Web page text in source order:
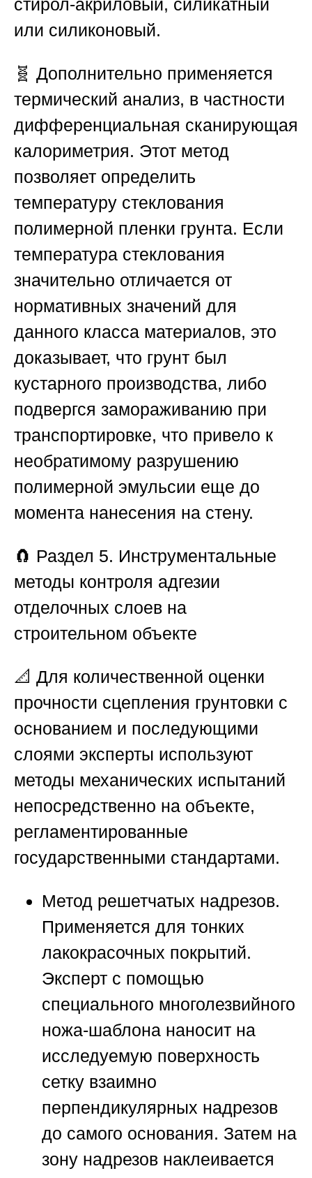
стирол-акриловый, силикатный
или силиконовый.
🧬 Дополнительно применяется
термический анализ, в частности
дифференциальная сканирующая
калориметрия. Этот метод
позволяет определить
температуру стеклования
полимерной пленки грунта. Если
температура стеклования
значительно отличается от
нормативных значений для
данного класса материалов, это
доказывает, что грунт был
кустарного производства, либо
подвергся замораживанию при
транспортировке, что привело к
необратимому разрушению
полимерной эмульсии еще до
момента нанесения на стену.
🧲 Раздел 5. Инструментальные
методы контроля адгезии
отделочных слоев на
строительном объекте
📐 Для количественной оценки
прочности сцепления грунтовки с
основанием и последующими
слоями эксперты используют
методы механических испытаний
непосредственно на объекте,
регламентированные
государственными стандартами.
Метод решетчатых надрезов.
Применяется для тонких
лакокрасочных покрытий.
Эксперт с помощью
специального многолезвийного
ножа-шаблона наносит на
исследуемую поверхность
сетку взаимно
перпендикулярных надрезов
до самого основания. Затем на
зону надрезов наклеивается